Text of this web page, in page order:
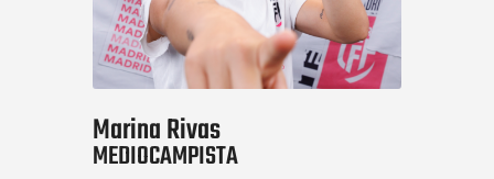
Contacto
Marina Rivas
MEDIOCAMPISTA